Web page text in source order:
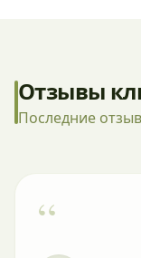
Отзывы
Последние
“